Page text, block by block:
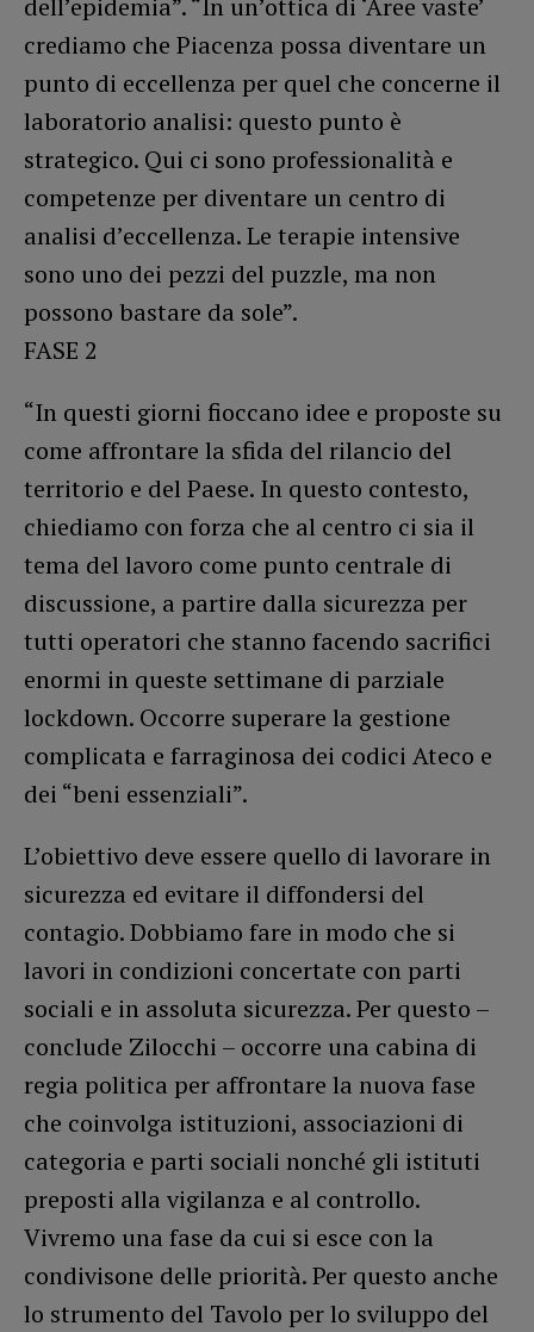
crediamo che Piacenza possa diventare un
punto di eccellenza per quel che concerne il
laboratorio analisi: questo punto è
strategico. Qui ci sono professionalità e
competenze per diventare un centro di
analisi d’eccellenza. Le terapie intensive
sono uno dei pezzi del puzzle, ma non
possono bastare da sole”.
FASE 2
“In questi giorni fioccano idee e proposte su
come affrontare la sfida del rilancio del
territorio e del Paese. In questo contesto,
chiediamo con forza che al centro ci sia il
tema del lavoro come punto centrale di
discussione, a partire dalla sicurezza per
tutti operatori che stanno facendo sacrifici
enormi in queste settimane di parziale
lockdown. Occorre superare la gestione
complicata e farraginosa dei codici Ateco e
dei “beni essenziali”.
L’obiettivo deve essere quello di lavorare in
sicurezza ed evitare il diffondersi del
contagio. Dobbiamo fare in modo che si
lavori in condizioni concertate con parti
sociali e in assoluta sicurezza. Per questo –
conclude Zilocchi – occorre una cabina di
regia politica per affrontare la nuova fase
che coinvolga istituzioni, associazioni di
categoria e parti sociali nonché gli istituti
preposti alla vigilanza e al controllo.
Vivremo una fase da cui si esce con la
condivisone delle priorità. Per questo anche
lo strumento del Tavolo per lo sviluppo del